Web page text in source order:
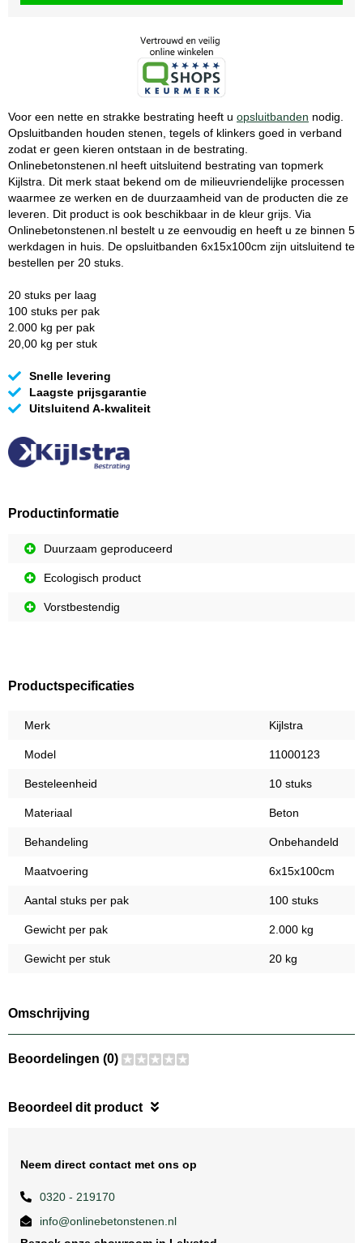
Voor een nette en strakke bestrating heeft u opsluitbanden nodig.
Opsluitbanden houden stenen, tegels of klinkers goed in verband
zodat er geen kieren ontstaan in de bestrating.
Onlinebetonstenen.nl heeft uitsluitend bestrating van topmerk
Kijlstra. Dit merk staat bekend om de milieuvriendelijke processen
waarmee ze werken en de duurzaamheid van de producten die ze
leveren. Dit product is ook beschikbaar in de kleur grijs. Via
Onlinebetonstenen.nl bestelt u ze eenvoudig en heeft u ze binnen 5
werkdagen in huis. De opsluitbanden 6x15x100cm zijn uitsluitend te
bestellen per 20 stuks.
20 stuks per laag
100 stuks per pak
2.000 kg per pak
20,00 kg per stuk
Snelle levering
Laagste prijsgarantie
Uitsluitend A-kwaliteit
Productinformatie
Duurzaam geproduceerd
Ecologisch product
Vorstbestendig
Productspecificaties
Merk Kijlstra
Model 11000123
Besteleenheid 10 stuks
Materiaal Beton
Behandeling Onbehandeld
Maatvoering 6x15x100cm
Aantal stuks per pak 100 stuks
Gewicht per pak 2.000 kg
Gewicht per stuk 20 kg
Omschrijving
Beoordelingen (0)
Beoordeel dit product
Neem direct contact met ons op
0320 - 219170
info@onlinebetonstenen.nl